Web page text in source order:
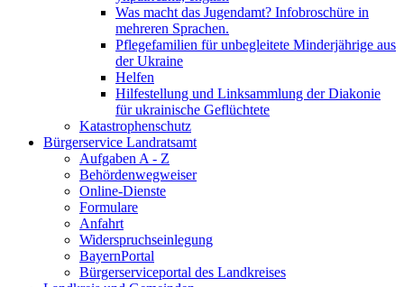
Was macht das Jugendamt? Infobroschüre in
mehreren Sprachen.
Pflegefamilien für unbegleitete Minderjährige aus
der Ukraine
Helfen
Hilfestellung und Linksammlung der Diakonie
für ukrainische Geflüchtete
Katastrophenschutz
Bürgerservice Landratsamt
Aufgaben A - Z
Behördenwegweiser
Online-Dienste
Formulare
Anfahrt
Widerspruchseinlegung
BayernPortal
Bürgerserviceportal des Landkreises